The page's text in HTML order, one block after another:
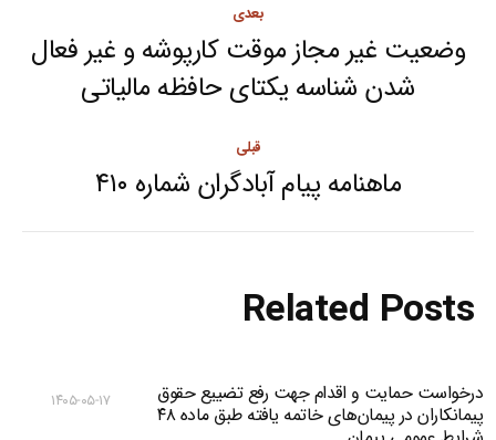
navigation
قبلی
Previous
ماهنامه پیام آبادگران شماره ۴۱۰
بعدی
post:
وضعیت غیر مجاز موقت کارپوشه و غیر فعال
شدن شناسه یکتای حافظه مالیاتی
Related Posts
درخواست حمایت و اقدام جهت رفع تضییع حقوق
پیمانکاران در پیمان‌های خاتمه یافته طبق ماده ۴۸
۱۴۰۵-۰۵-۱۷